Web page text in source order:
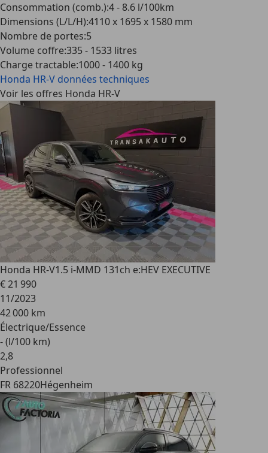
Consommation (comb.):4 - 8.6 l/100km
Dimensions (L/L/H):4110 x 1695 x 1580 mm
Nombre de portes:5
Volume coffre:335 - 1533 litres
Charge tractable:1000 - 1400 kg
Honda HR-V données techniques
Voir les offres Honda HR-V
Honda HR-V1.5 i-MMD 131ch e:HEV EXECUTIVE
€ 21 990
11/2023
42 000 km
Électrique/Essence
- (l/100 km)
2,8
Professionnel
FR 68220Hégenheim